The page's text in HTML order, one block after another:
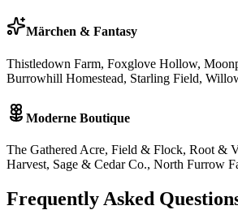
Märchen & Fantasy
Thistledown Farm, Foxglove Hollow,
Burrowhill Homestead, Starling Field,
Moderne Boutique
The Gathered Acre, Field & Flock, Root &
Harvest, Sage & Cedar Co., North Furrow
Frequently Asked